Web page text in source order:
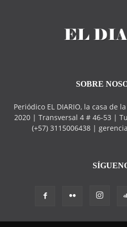
SOBRE
Periódico EL DIARIO, la casa de
2020 | Transversal 4 # 46-53 |
(+57) 3115006438 |